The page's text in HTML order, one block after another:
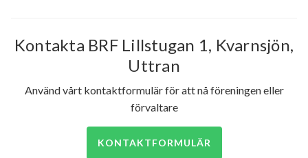
Kontakta BRF Lillstugan 1, Kvarnsjön,
Uttran
Använd vårt kontaktformulär för att nå föreningen eller
förvaltare
KONTAKTFORMULÄR